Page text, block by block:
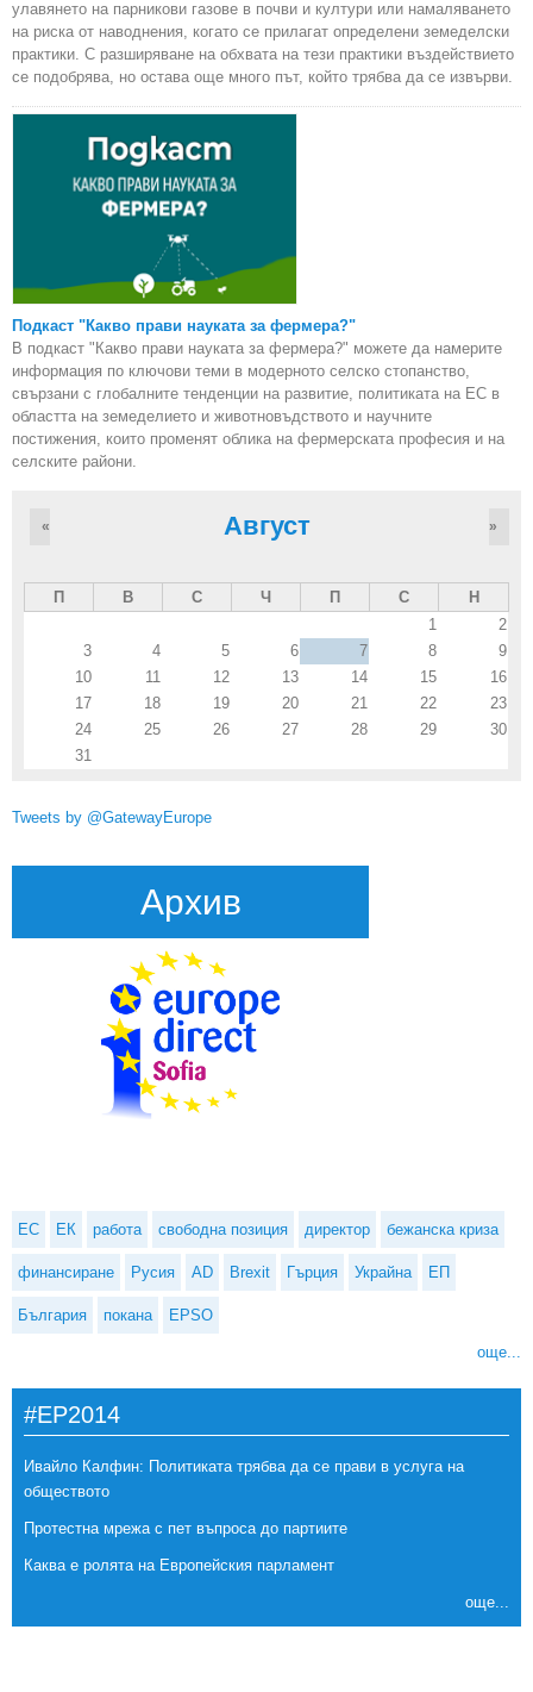
улавянето на парникови газове в почви и култури или намаляването
на риска от наводнения, когато се прилагат определени земеделски
практики. С разширяване на обхвата на тези практики въздействието
се подобрява, но остава още много път, който трябва да се извърви.
Подкаст "Какво прави науката за фермера?"
В подкаст "Какво прави науката за фермера?" можете да намерите
информация по ключови теми в модерното селско стопанство,
свързани с глобалните тенденции на развитие, политиката на ЕС в
областта на земеделието и животновъдството и научните
постижения, които променят облика на фермерската професия и на
селските райони.
Август
« »
П В С Ч П С
Н
1
2
3
4 5 6 7 8
9
10
11 12 13 14 15
16
17
18 19 20 21 22
23
24
25 26 27 28 29
30
31
Tweets by @GatewayEurope
Архив
ЕС ЕК работа свободна позиция директор бежанска криза
финансиране Русия AD Brexit Гърция Украйна ЕП
България покана EPSO
още...
#EP2014
Ивайло Калфин: Политиката трябва да се прави в услуга на
обществото
Протестна мрежа с пет въпроса до партиите
Каква е ролята на Европейския парламент
още...